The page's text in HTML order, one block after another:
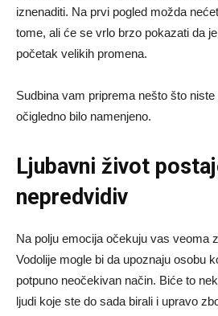
iznenaditi. Na prvi pogled možda
tome, ali će se vrlo brzo pokazati da
početak velikih promena.
Sudbina vam priprema nešto što
očigledno bilo namenjeno.
Ljubavni život
nepredvidiv
Na polju emocija očekuju vas veoma
Vodolije mogle bi da upoznaju osobu
potpuno neočekivan način. Biće to
ljudi koje ste do sada birali i upravo